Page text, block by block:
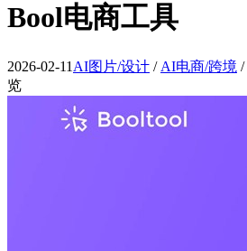
Bool电商工具
2026-02-11 AI图片/设计 / AI电商/跨境 /
览